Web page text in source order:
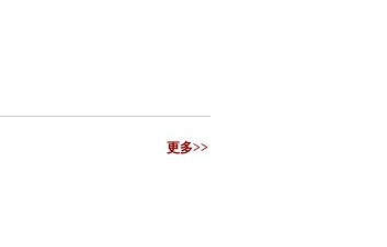
更多>>